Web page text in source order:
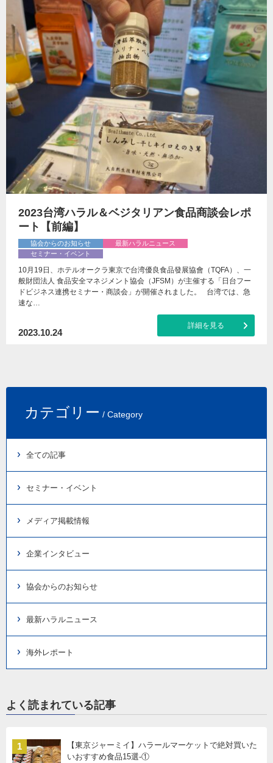
2023台湾ハラル＆ベジタリアン食品商談会レポ
ート【前編】
協会からのお知らせ
最新ハラルニュース
セミナー・イベント
10月19日、ホテルオークラ東京で台湾優良食品發展協會（TQFA）、一
般財団法人 食品安全マネジメント協会（JFSM）が主催する「日台フー
ドビジネス連携セミナー・商談会」が開催されました。 台湾では、急
速な…
2023.10.24
詳細を見る
カテゴリー / Category
全ての記事
セミナー・イベント
メディア掲載情報
企業インタビュー
協会からのお知らせ
最新ハラルニュース
海外レポート
よく読まれている記事
1
【東京ジャーミイ】ハラールマーケットで絶対買いた
いおすすめ食品15選-①